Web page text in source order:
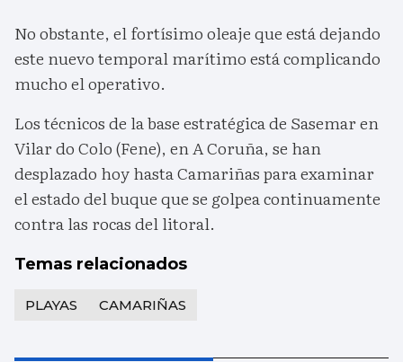
No obstante, el fortísimo oleaje que está dejando
este nuevo temporal marítimo está complicando
mucho el operativo.
Los técnicos de la base estratégica de Sasemar en
Vilar do Colo (Fene), en A Coruña, se han
desplazado hoy hasta Camariñas para examinar
el estado del buque que se golpea continuamente
contra las rocas del litoral.
Temas relacionados
PLAYAS CAMARIÑAS